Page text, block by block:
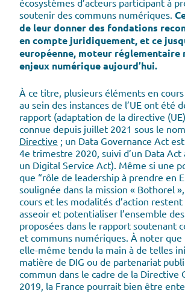
écosystèmes d’acteurs participant à
soutenir des communs numériques.
de leur donner des fondations
en compte juridiquement, et ce
européenne, moteur réglementaire
enjeux numérique aujourd’hui.
À ce titre, plusieurs éléments en cours
au sein des instances de l’UE ont été
rapport (adaptation de la directive
connue depuis juillet 2021 sous le nom
Directive ; un Data Governance Act
4e trimestre 2020, suivi d’un Data Act
un Digital Service Act). Même si une
que “rôle de leadership à prendre en
soulignée dans la mission « Bothorel
cours et les modalités d’action
asseoir et potentialiser l’ensemble
proposées dans le rapport soutenant
et communs numériques. À noter que
elle-même tendu la main à de telles
matière de DIG ou de partenariat
commun dans le cadre de la Directive
2019, la France pourrait bien être